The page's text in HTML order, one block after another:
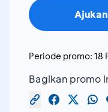
Periode promo: 18
Bagikan promo